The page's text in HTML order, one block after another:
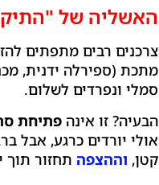
האשליה של
צרכנים רבים מתפתים
מתכת (ספירלה ידנית,
סמלי ונפרדים לשלום.
הבעיה? זו אינהפתיחת
אולי יורדים כרגע, אבל
קטן, וההצפה תחזור תוך